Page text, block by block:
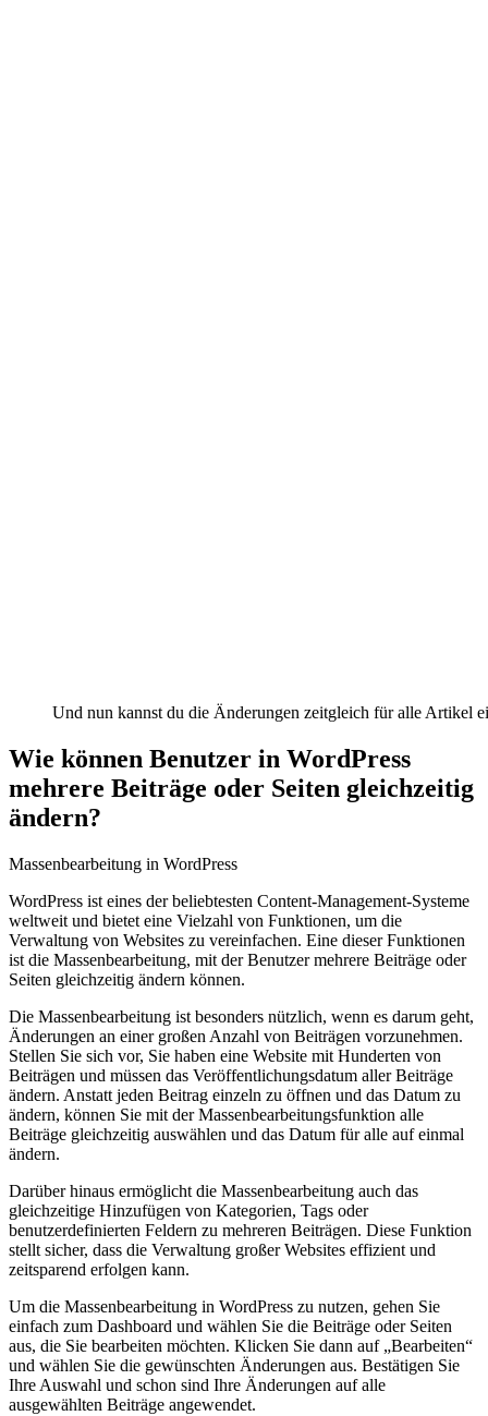
Und nun kannst du die Änderungen zeitgleich für alle Artikel
Wie können ​Benutzer⁤ in WordPress
mehrere Beiträge oder Seiten gleichzeitig
ändern?
Massenbearbeitung in WordPress
WordPress ⁣ist⁤ eines ‌der beliebtesten ​Content-Management-Systeme
weltweit ⁤und bietet eine ⁤Vielzahl von Funktionen, um die
Verwaltung von Websites zu ⁢vereinfachen. Eine dieser​ Funktionen
ist die⁤ Massenbearbeitung, mit⁢ der Benutzer mehrere Beiträge oder
⁤Seiten gleichzeitig⁣ ändern ​können.
Die Massenbearbeitung ist besonders nützlich, wenn es darum geht,
Änderungen an einer großen Anzahl von Beiträgen vorzunehmen.⁢
Stellen Sie sich vor, Sie haben eine Website mit Hunderten von
Beiträgen⁣ und müssen das Veröffentlichungsdatum aller Beiträge
ändern. Anstatt jeden Beitrag einzeln zu öffnen und das Datum zu
ändern, können ⁤Sie ​mit der Massenbearbeitungsfunktion alle
Beiträge gleichzeitig auswählen und das Datum für alle auf einmal
ändern.
Darüber⁤ hinaus ermöglicht die Massenbearbeitung auch das
gleichzeitige Hinzufügen von Kategorien, Tags oder‌
benutzerdefinierten Feldern zu mehreren Beiträgen. Diese Funktion
stellt sicher, dass die Verwaltung großer Websites effizient und
zeitsparend erfolgen kann.
Um⁤ die Massenbearbeitung in WordPress zu nutzen, gehen Sie
einfach zum Dashboard und wählen Sie die Beiträge oder Seiten
aus, die Sie bearbeiten möchten. ‍Klicken Sie dann auf „Bearbeiten“
und wählen Sie die gewünschten Änderungen aus. Bestätigen ​Sie
Ihre Auswahl und ‌schon sind⁢ Ihre Änderungen auf alle
ausgewählten Beiträge ‌angewendet.